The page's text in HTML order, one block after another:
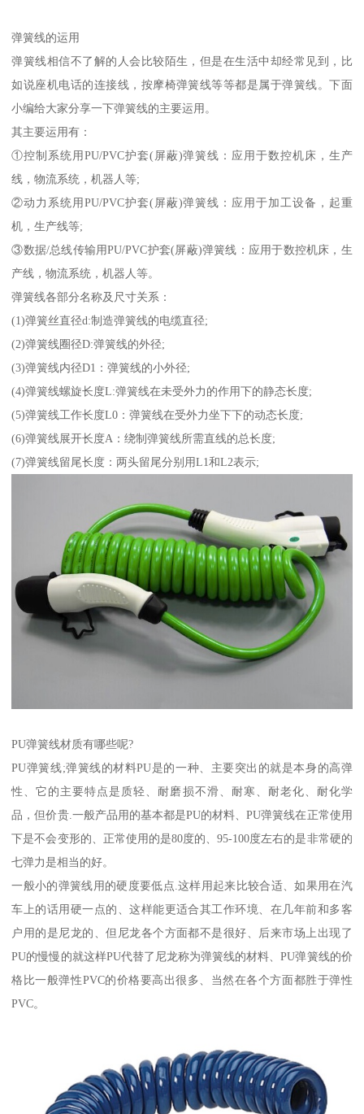
弹簧线的运用
弹簧线相信不了解的人会比较陌生，但是在生活中却经常见到，比
如说座机电话的连接线，按摩椅弹簧线等等都是属于弹簧线。下面
小编给大家分享一下弹簧线的主要运用。
其主要运用有：
①控制系统用PU/PVC护套(屏蔽)弹簧线：应用于数控机床，生产
线，物流系统，机器人等;
②动力系统用PU/PVC护套(屏蔽)弹簧线：应用于加工设备，起重
机，生产线等;
③数据/总线传输用PU/PVC护套(屏蔽)弹簧线：应用于数控机床，生
产线，物流系统，机器人等。
弹簧线各部分名称及尺寸关系：
(1)弹簧丝直径d:制造弹簧线的电缆直径;
(2)弹簧线圈径D:弹簧线的外径;
(3)弹簧线内径D1：弹簧线的小外径;
(4)弹簧线螺旋长度L:弹簧线在未受外力的作用下的静态长度;
(5)弹簧线工作长度L0：弹簧线在受外力坐下下的动态长度;
(6)弹簧线展开长度A：绕制弹簧线所需直线的总长度;
(7)弹簧线留尾长度：两头留尾分别用L1和L2表示;
PU弹簧线材质有哪些呢?
PU弹簧线;弹簧线的材料PU是的一种、主要突出的就是本身的高弹
性、它的主要特点是质轻、耐磨损不滑、耐寒、耐老化、耐化学
品，但价贵.一般产品用的基本都是PU的材料、PU弹簧线在正常使用
下是不会变形的、正常使用的是80度的、95-100度左右的是非常硬的
七弹力是相当的好。
一般小的弹簧线用的硬度要低点.这样用起来比较合适、如果用在汽
车上的话用硬一点的、这样能更适合其工作环境、在几年前和多客
户用的是尼龙的、但尼龙各个方面都不是很好、后来市场上出现了
PU的慢慢的就这样PU代替了尼龙称为弹簧线的材料、PU弹簧线的价
格比一般弹性PVC的价格要高出很多、当然在各个方面都胜于弹性
PVC。